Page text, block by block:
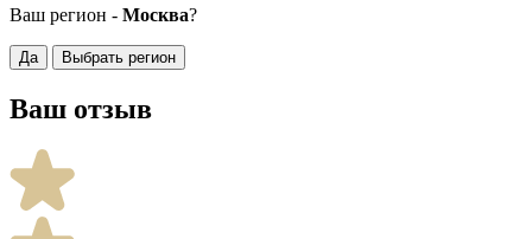
Ваш регион - Москва?
Да Выбрать регион
Ваш отзыв